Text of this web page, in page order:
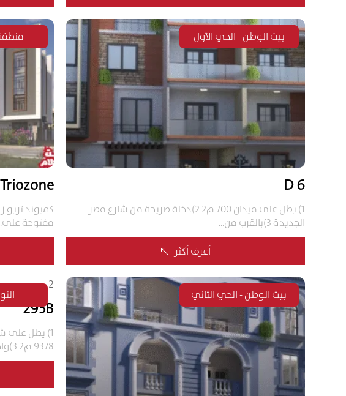
بيت الوطن - الحي الأول
6 D
1) يطل على ميدان 700 م2 2)دخلة صريحة من شارع مصر
الجديدة 3)بالقرب من...
أعرف أكثر %
كمبوند تريو
مفتوحة
بيت الوطن - الحي الثاني
295B
9378 م2 3)واجهة...